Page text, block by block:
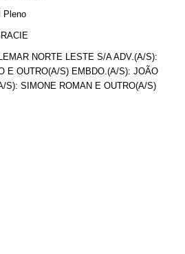
Pleno
NORTE LESTE S/A ADV.(A/S):
E OUTRO(A/S) EMBDO.(A/S): JOÃO
S): SIMONE ROMAN E OUTRO(A/S)